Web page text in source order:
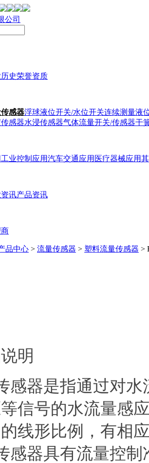
史荣誉资质
感器浮球液位开关/水位开关连续测量液
感器水浸传感器气体流量开关/传感器干
工业控制应用汽车交通应用 医疗器械应用
讯产品资讯
品中心 > 流量传感器 > 塑料流量传感器 >
明
感器是指通过对
信号的水流量感
线形比例，有相
感器具有流量控